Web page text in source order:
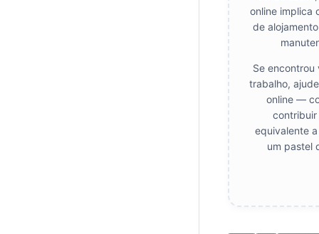
online implica
de
Se encontrou
trabalho,
online —
contribuir
equivalente
um pastel